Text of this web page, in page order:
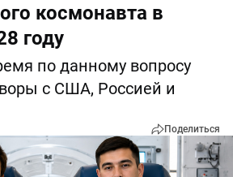
космонавта в
году
по данному вопросу
с США, Россией и
Поделиться